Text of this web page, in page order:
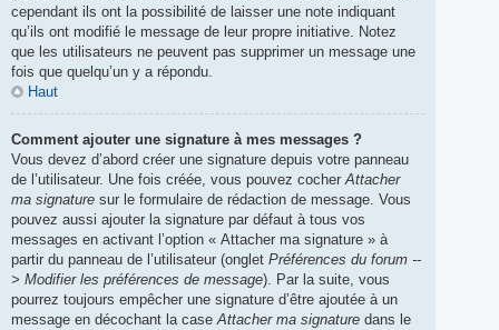
cependant ils ont la possibilité de laisser une note indiquant
qu’ils ont modifié le message de leur propre initiative. Notez
que les utilisateurs ne peuvent pas supprimer un message une
fois que quelqu’un y a répondu.
Haut
Comment ajouter une signature à mes messages ?
Vous devez d’abord créer une signature depuis votre panneau
de l’utilisateur. Une fois créée, vous pouvez cocherAttacher
ma signature sur le formulaire de rédaction de message. Vous
pouvez aussi ajouter la signature par défaut à tous vos
messages en activant l’option « Attacher ma signature » à
partir du panneau de l’utilisateur (onglet Préférences du forum --
> Modifier les préférences de message). Par la suite, vous
pourrez toujours empêcher une signature d’être ajoutée à un
message en décochant la caseAttacher ma signature dans le